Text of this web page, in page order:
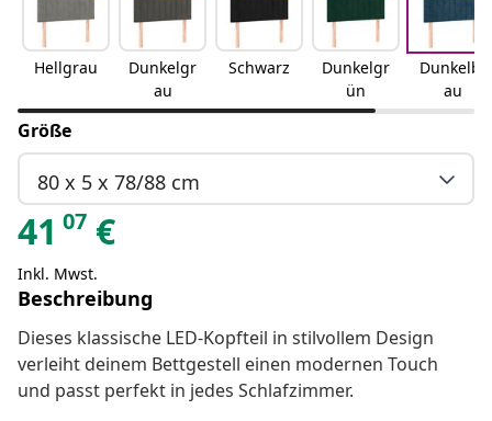
Hellgrau
Dunkelgr
au
Schwarz
Dunkelgr
ün
Dunkelbl
au
Größe
80 x 5 x 78/88 cm
41 07 €
Inkl. Mwst.
Beschreibung
Dieses klassische LED-Kopfteil in stilvollem Design
verleiht deinem Bettgestell einen modernen Touch
und passt perfekt in jedes Schlafzimmer.